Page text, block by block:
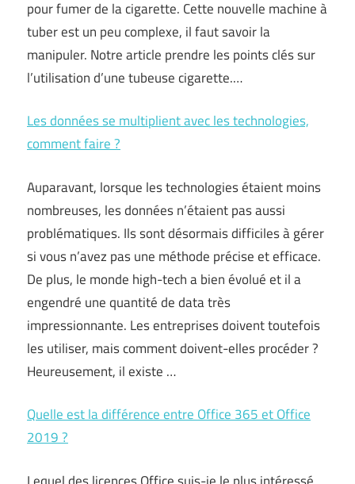
pour fumer de la cigarette. Cette nouvelle machine à
tuber est un peu complexe, il faut savoir la
manipuler. Notre article prendre les points clés sur
l’utilisation d’une tubeuse cigarette.…
Les données se multiplient avec les technologies,
comment faire ?
Auparavant, lorsque les technologies étaient moins
nombreuses, les données n’étaient pas aussi
problématiques. Ils sont désormais difficiles à gérer
si vous n’avez pas une méthode précise et efficace.
De plus, le monde high-tech a bien évolué et il a
engendré une quantité de data très
impressionnante. Les entreprises doivent toutefois
les utiliser, mais comment doivent-elles procéder ?
Heureusement, il existe …
Quelle est la différence entre Office 365 et Office
2019 ?